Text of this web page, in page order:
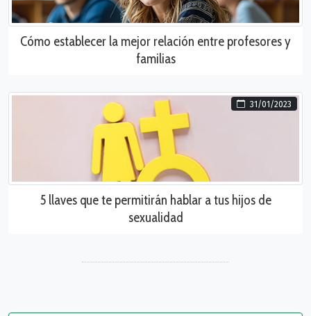
Cómo establecer la mejor relación entre profesores y
familias
31/01/2023
5 llaves que te permitirán hablar a tus hijos de
sexualidad